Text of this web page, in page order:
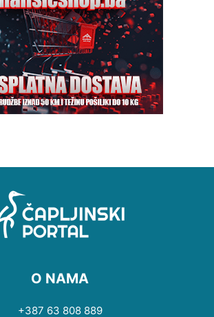
O NAMA
+387 63 808 889